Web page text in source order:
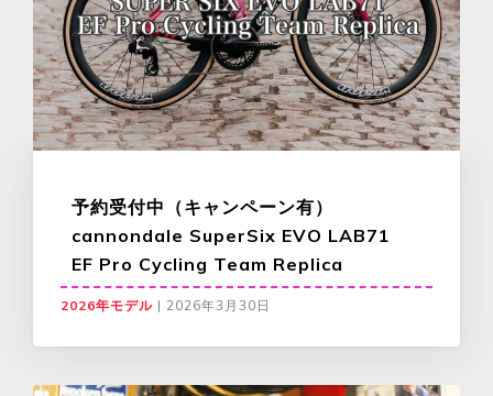
予約受付中（キャンペーン有）
cannondale SuperSix EVO LAB71
EF Pro Cycling Team Replica
2026年モデル | 2026年3月30日